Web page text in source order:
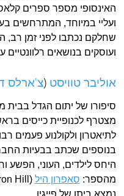
האינסופי מספר ספרים
ועליי במיוחד, המתרחשים
שחלקם נכתבו לפני זמן רב,
ועוסקים בנושאים רלוונטיים
אוליבר טוויסט (צ'ארלס
סיפורו של יתום הגדל בבית
מצטרף לכנופיית כייסים
לתיאטרון ולקולנוע פעמים
בנוספים שכתב בבעיות
היחס לילדים, העוני, הפשע
מהספר: סאפרון היל (Saffron Hill), רחוב